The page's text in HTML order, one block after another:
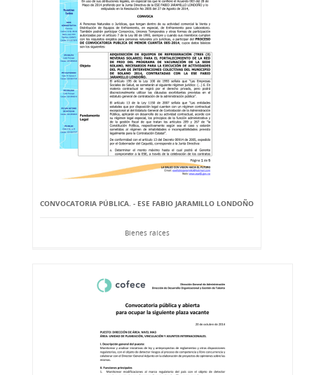
CONVOCATORIA PÚBLICA. - ESE FABIO JARAMILLO LONDOÑO
Bienes raíces